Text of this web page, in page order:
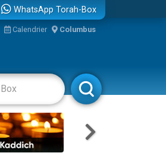
WhatsApp Torah-Box
Calendrier Columbus
Rabbanim